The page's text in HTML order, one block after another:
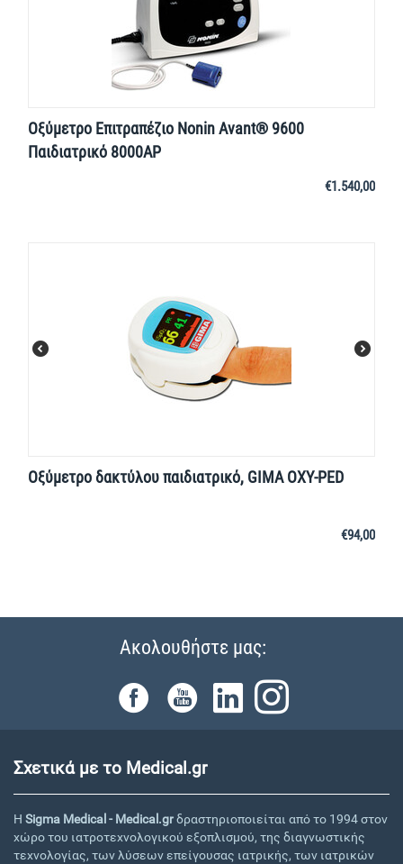
Οξύμετρο Επιτραπέζιο Nonin Avant® 9600
Παιδιατρικό 8000AP
€1.540,00
Οξύμετρο δακτύλου παιδιατρικό, GIMA OXY-PED
€94,00
Ακολουθήστε μας:
Σχετικά με το Medical.gr
Η Sigma Medical - Medical.grδραστηριοποιείται από το 1994 στον
χώρο του ιατροτεχνολογικού εξοπλισμού, της διαγνωστικής
τεχνολογίας, των λύσεων επείγουσας ιατρικής, των ιατρικών